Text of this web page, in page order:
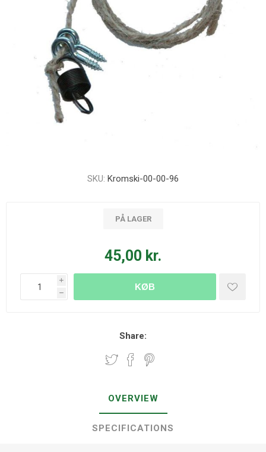
SKU: Kromski-00-00-96
PÅ LAGER
45,00 kr.
i
h
KØB
Share:
OVERVIEW
SPECIFICATIONS